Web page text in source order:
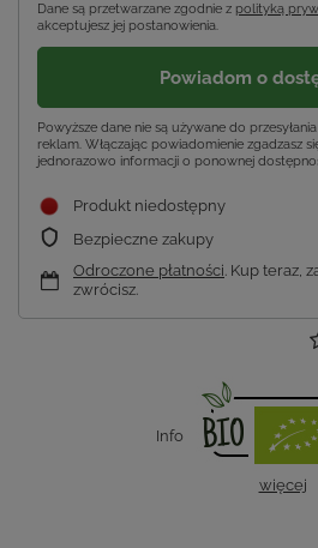
Dane są przetwarzane zgodnie z polityką
akceptujesz jej postanowienia.
Powiadom o
Powyższe dane nie są używane do
reklam. Włączając powiadomienie zgadzasz
jednorazowo informacji o ponownej
Produkt niedostępny
Bezpieczne zakupy
Odroczone płatności. Kup teraz,
zwrócisz.
Info
więcej